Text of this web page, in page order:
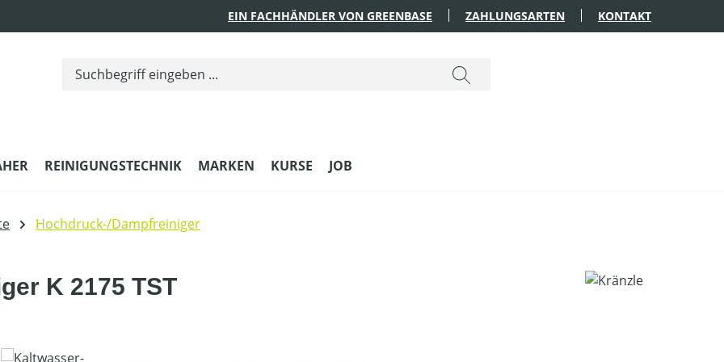
EIN FACHHÄNDLER VON GREENBASE ZAHLUNGSARTEN KONTAKT
REINIGUNGSTECHNIK MARKEN KURSE JOB
Hochdruck-/Dampfreiniger
K 2175 TST